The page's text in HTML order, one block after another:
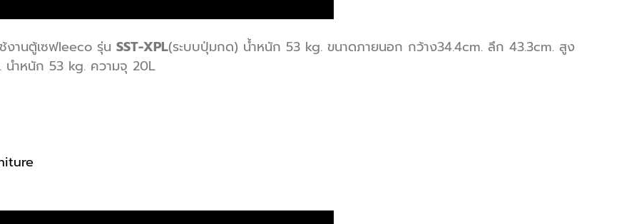
ช้งานตู้เซฟleeco รุ่น SST-XPL(ระบบปุ่มกด) น้ำหนัก 53 kg. ขนาดภายนอก กว้าง34.4cm. ลึก 43.3cm. สูง
นำหนัก 53 kg. ความจุ 20L